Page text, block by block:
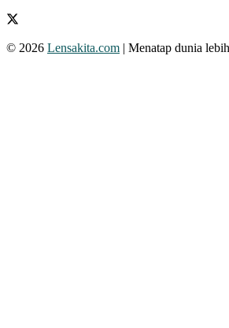
© 2026 Lensakita.com | Menatap dunia